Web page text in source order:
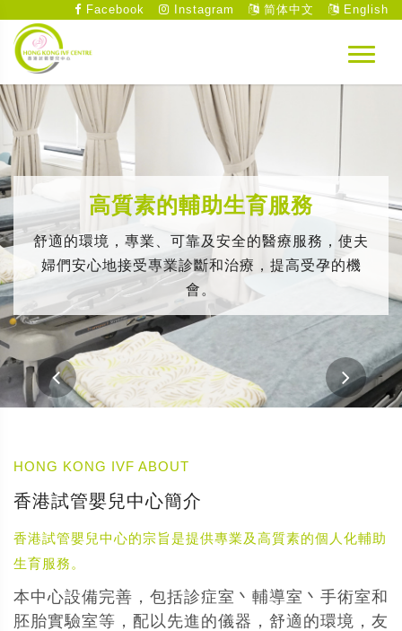
Facebook Instagram 简体中文 English
高質素的輔助生育服務
舒適的環境，專業、可靠及安全的醫療服務，使夫
婦們安心地接受專業診斷和治療，提高受孕的機
會。
HONG KONG IVF ABOUT
香港試管嬰兒中心簡介
香港試管嬰兒中心的宗旨是提供專業及高質素的個人化輔助
生育服務。
本中心設備完善，包括診症室丶輔導室丶手術室和
胚胎實驗室等，配以先進的儀器，舒適的環境，友